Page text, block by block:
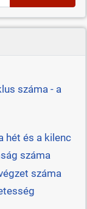
száma - a
hét és a kilenc
száma
száma